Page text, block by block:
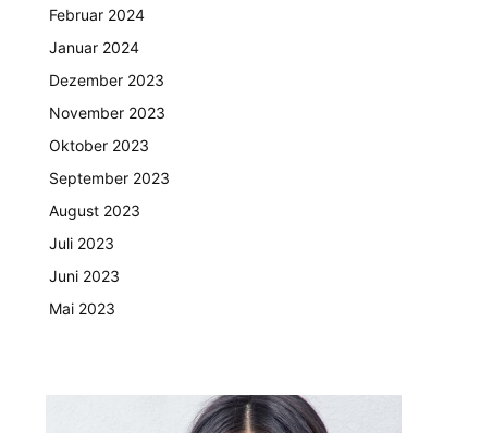
Februar 2024
Januar 2024
Dezember 2023
November 2023
Oktober 2023
September 2023
August 2023
Juli 2023
Juni 2023
Mai 2023